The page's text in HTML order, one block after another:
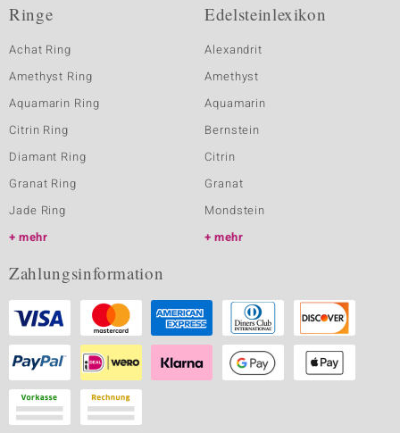
Ringe
Achat Ring
Amethyst Ring
Aquamarin Ring
Citrin Ring
Diamant Ring
Granat Ring
Jade Ring
mehr
Edelsteinlexikon
Alexandrit
Amethyst
Aquamarin
Bernstein
Citrin
Granat
Mondstein
mehr
Zahlungsinformation